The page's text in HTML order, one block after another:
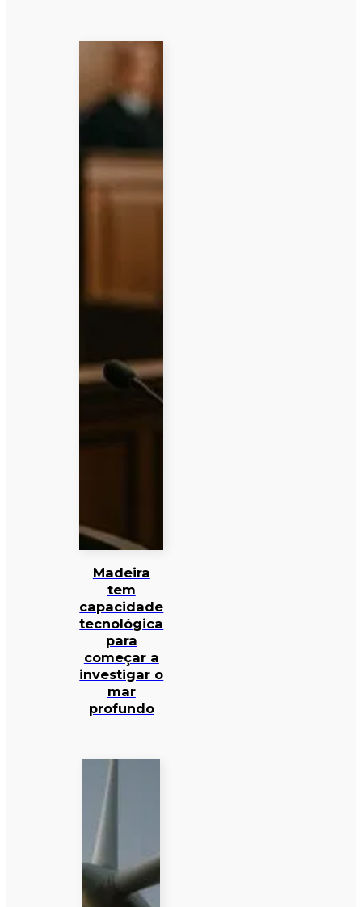
Madeira
tem
capacidade
tecnológica
para
começar a
investigar o
mar
profundo